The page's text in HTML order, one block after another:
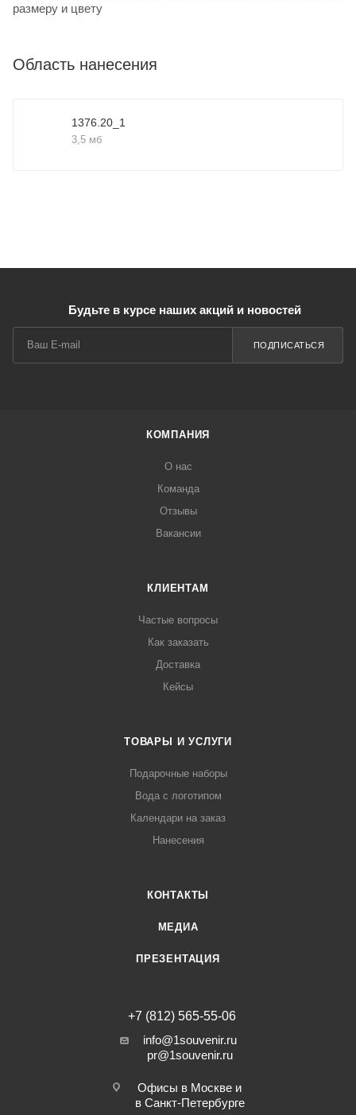
размеру и цвету
Область нанесения
1376.20_1
3,5 мб
Будьте в курсе наших акций и новостей
ПОДПИСАТЬСЯ
КОМПАНИЯ
О нас
Команда
Отзывы
Вакансии
КЛИЕНТАМ
Частые вопросы
Как заказать
Доставка
Кейсы
ТОВАРЫ И УСЛУГИ
Подарочные наборы
Вода с логотипом
Календари на заказ
Нанесения
КОНТАКТЫ
МЕДИА
ПРЕЗЕНТАЦИЯ
+7 (812) 565-55-06
info@1souvenir.ru
pr@1souvenir.ru
Офисы в Москве и
в Санкт-Петербурге